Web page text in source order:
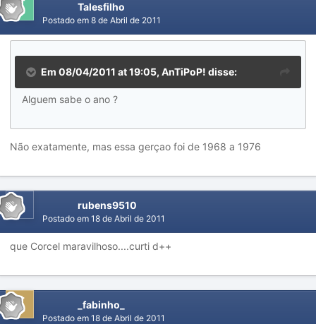
Talesfilho
Postado em 8 de Abril de 2011
Em 08/04/2011 at 19:05, AnTiPoP! disse:
Alguem sabe o ano ?
Não exatamente, mas essa gerçao foi de 1968 a 1976
rubens9510
Postado em 18 de Abril de 2011
que Corcel maravilhoso....curti d++
_fabinho_
Postado em 18 de Abril de 2011